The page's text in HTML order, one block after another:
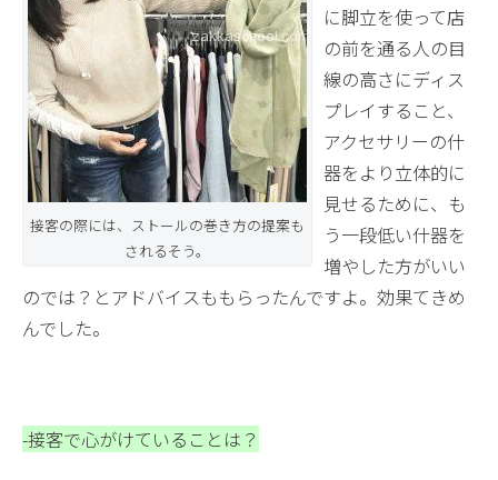
接客の際には、ストールの巻き方の提案も
されるそう。
に脚立を使って店
の前を通る人の目
線の高さにディス
プレイすること、
アクセサリーの什
器をより立体的に
見せるために、も
う一段低い什器を
増やした方がいい
のでは？とアドバイスももらったんですよ。効果てきめ
んでした。
-接客で心がけていることは？